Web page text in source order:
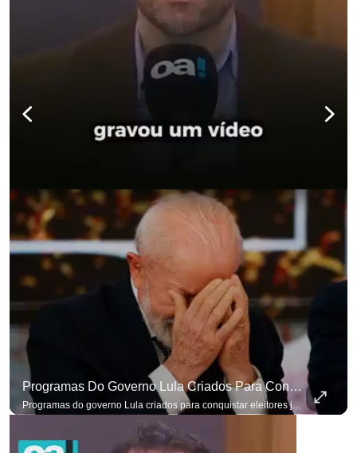
Programas Do Governo Lula Criados Para Conquistar Eleitores Já Não Têm Mais O Mesmo Efeito
Programas do governo Lula criados para conquistar eleitores já não têm o mesmo efeito de campanhas anteriores. #OAntagonista Se você busca informação com credibilidade, inscreva-se agora e ative o